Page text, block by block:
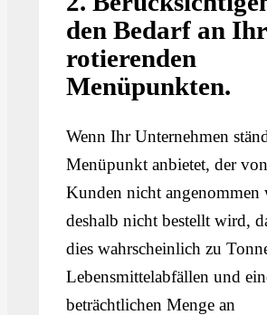
den Bedarf an
rotierenden
Menüpunkten.
Wenn Ihr Unternehmen
Menüpunkt anbietet, der
Kunden nicht angenommen
deshalb nicht bestellt wird,
dies wahrscheinlich zu
Lebensmittelabfällen und
beträchtlichen Menge an